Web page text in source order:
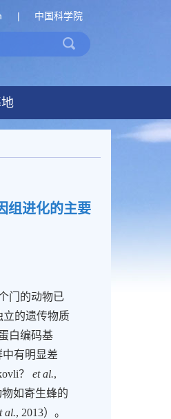
中国科学院
|
组进化的主要
门的动物已
立的遗传物质
白编码基
有明显差
？ et al.,
如寄生蜂的
al., 2013） 。